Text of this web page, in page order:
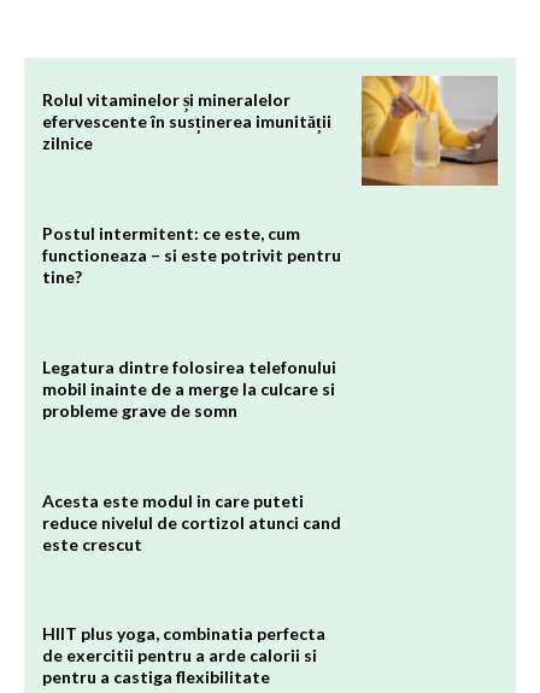
Rolul vitaminelor și mineralelor
efervescente în susținerea imunității
zilnice
Postul intermitent: ce este, cum
functioneaza – si este potrivit pentru
tine?
Legatura dintre folosirea telefonului
mobil inainte de a merge la culcare si
probleme grave de somn
Acesta este modul in care puteti
reduce nivelul de cortizol atunci cand
este crescut
HIIT plus yoga, combinatia perfecta
de exercitii pentru a arde calorii si
pentru a castiga flexibilitate